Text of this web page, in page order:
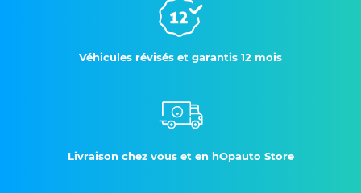
Véhicules révisés et garantis 12 mois
Livraison chez vous et en hOpauto Store